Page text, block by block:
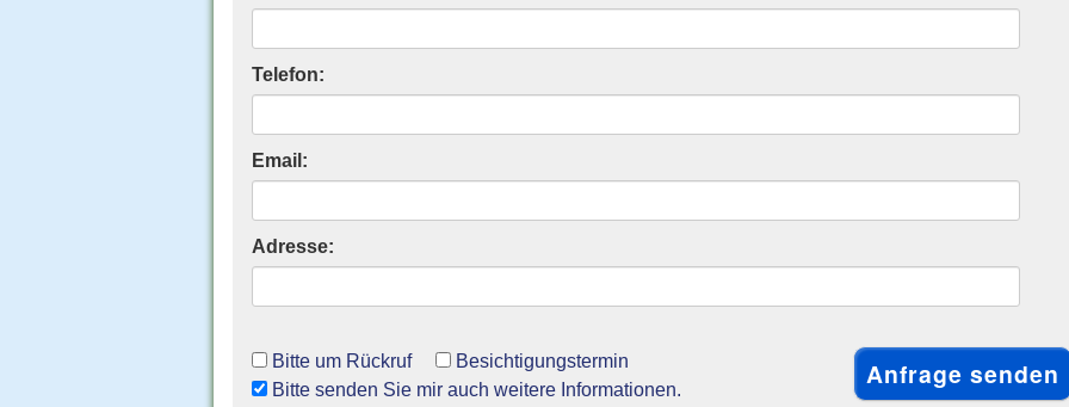
Telefon:
Email:
Adresse:
Bitte um Rückruf
Besichtigungstermin
Bitte senden Sie mir auch weitere Informationen.